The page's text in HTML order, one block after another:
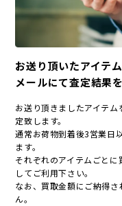
お送り頂いたアイテ
メールにて査定結果
お送り頂きましたアイテ
定致します。
通常お荷物到着後3営業日
ます。
それぞれのアイテムごと
してご利用下さい。
なお、買取金額にご納得
ん。